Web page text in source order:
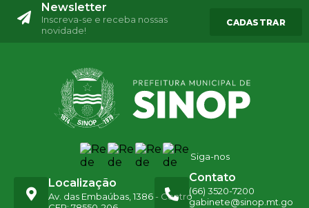
Newsletter
Inscreva-se e receba nossas
novidade!
CADASTRAR
Siga-nos
Localização
Av. das Embaúbas, 1386 - Centro
Contato
(66) 3520-7200
gabinete@sinop.mt.go